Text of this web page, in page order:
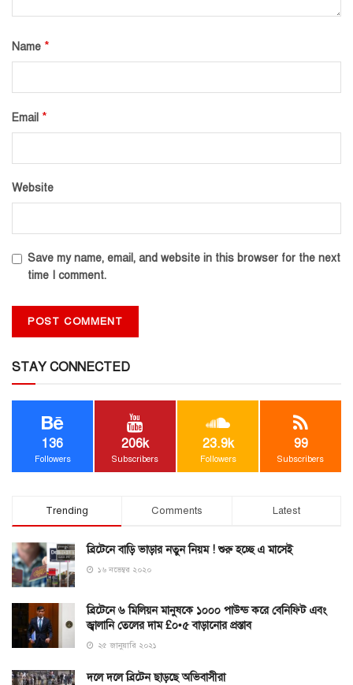
Name *
Email *
Website
Save my name, email, and website in this browser for the next
time I comment.
STAY CONNECTED
136
Followers
206k
Subscribers
23.9k
Followers
99
Subscribers
Trending Comments Latest
ব্রিটেনে বাড়ি ভাড়ার নতুন নিয়ম ! শুরু হচ্ছে এ মাসেই
১৬ নভেম্বর ২০২০
ব্রিটেনে ৬ মিলিয়ন মানুষকে ১০০০ পাউন্ড করে বেনিফিট এবং
জ্বালানি তেলের দাম £০•৫ বাড়ানোর প্রস্তাব
২৫ জানুয়ারি ২০২১
দলে দলে ব্রিটেন ছাড়ছে অভিবাসীরা